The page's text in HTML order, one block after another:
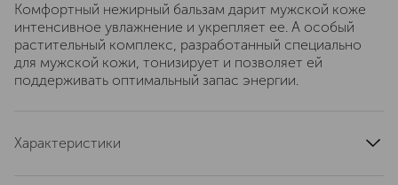
Комфортный нежирный бальзам дарит мужской коже
интенсивное увлажнение и укрепляет ее. А особый
растительный комплекс, разработанный специально
для мужской кожи, тонизирует и позволяет ей
поддерживать оптимальный запас энергии.
Характеристики